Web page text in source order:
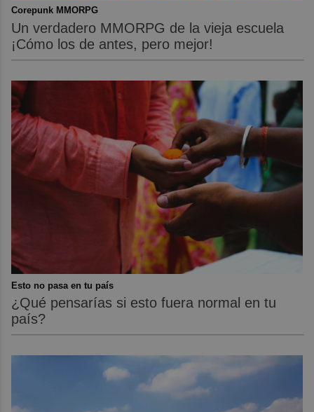
Corepunk MMORPG
Un verdadero MMORPG de la vieja escuela
¡Cómo los de antes, pero mejor!
Esto no pasa en tu país
¿Qué pensarías si esto fuera normal en tu
país?